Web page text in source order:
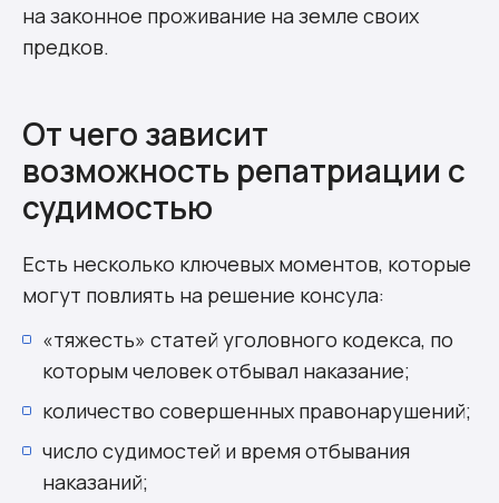
на законное проживание на земле своих
предков.
От чего зависит
возможность репатриации с
судимостью
Есть несколько ключевых моментов, которые
могут повлиять на решение консула:
«тяжесть» статей уголовного кодекса, по
которым человек отбывал наказание;
количество совершенных правонарушений;
число судимостей и время отбывания
наказаний;